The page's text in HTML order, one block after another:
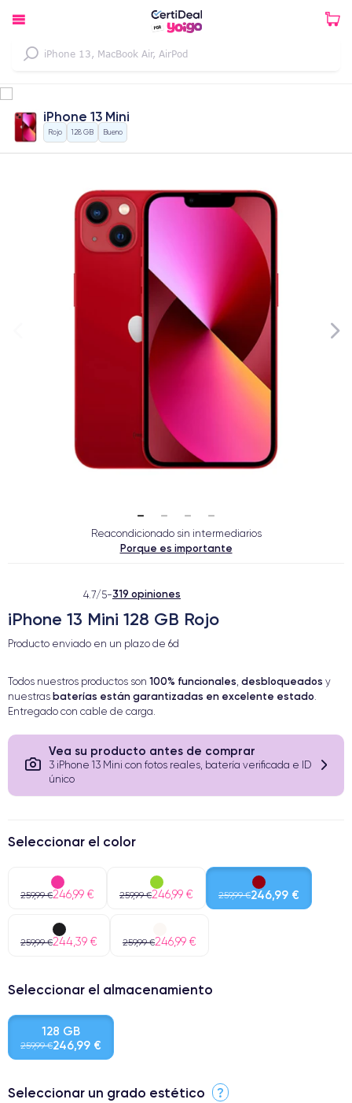
iPhone 13 Mini
Rojo 128 GB Bueno
Reacondicionado sin intermediarios
Porque es importante
4.7/5-319 opiniones
iPhone 13 Mini 128 GB Rojo
Producto enviado en un plazo de 6d
Todos nuestros productos son 100% funcionales, desbloqueados y
nuestras baterías están garantizadas en excelente estado.
Entregado con cable de carga.
Vea su producto antes de comprar
3 iPhone 13 Mini con fotos reales, batería verificada e ID
único
Seleccionar el color
259,99 €246,99 € 259,99 €246,99 € 259,99 €246,99 €
259,99 €244,39 € 259,99 €246,99 €
Seleccionar el almacenamiento
128 GB
259,99 €246,99 €
Seleccionar un grado estético ?